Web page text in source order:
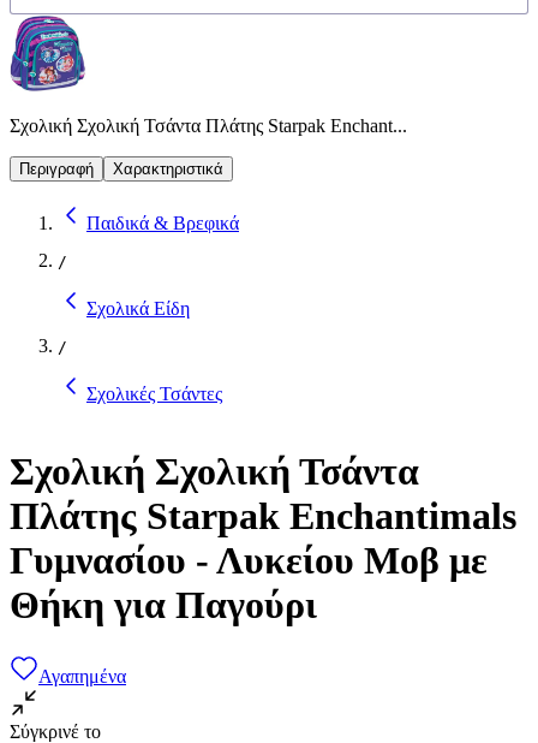
Σχολική Σχολική Τσάντα Πλάτης Starpak Enchant...
Περιγραφή Χαρακτηριστικά
Παιδικά & Βρεφικά
/
Σχολικά Είδη
/
Σχολικές Τσάντες
Σχολική Σχολική Τσάντα
Πλάτης Starpak Enchantimals
Γυμνασίου - Λυκείου Μοβ με
Θήκη για Παγούρι
Αγαπημένα
Σύγκρινέ το